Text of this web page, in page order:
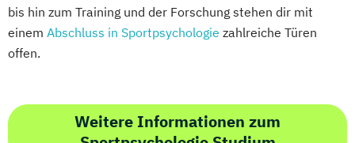
bis hin zum Training und der Forschung stehen dir mit
einem Abschluss in Sportpsychologie zahlreiche Türen
offen.
Weitere Informationen zum